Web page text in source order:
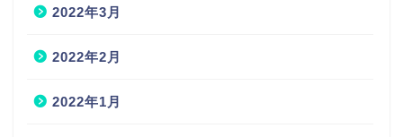
2022年3月
2022年2月
2022年1月